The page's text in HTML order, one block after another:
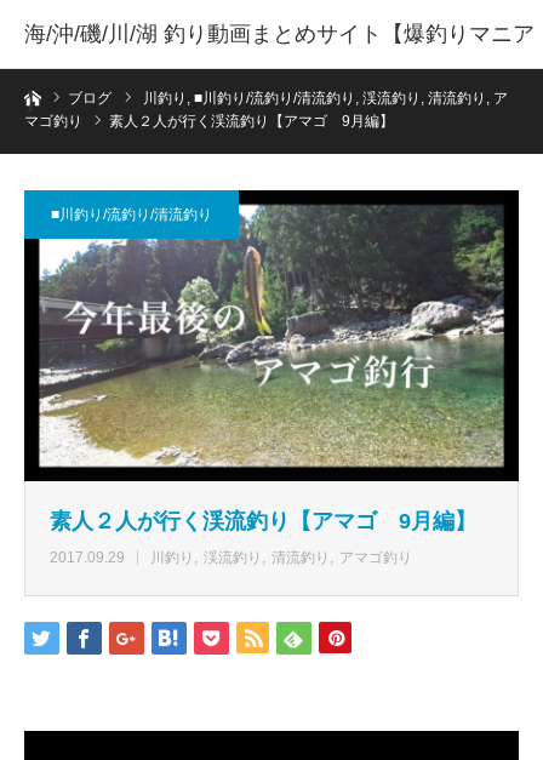
海/沖/磯/川/湖 釣り動画まとめサイト【爆釣りマニア
】ホームブログ 川釣り , ■川釣り/流釣り/清流釣り , 渓流釣り , 清流釣り , ア
マゴ釣り
素人２人が行く渓流釣り【アマゴ 9月編】
■川釣り/流釣り/清流釣り
素人２人が行く渓流釣り【アマゴ 9月編】
2017.09.29 川釣り 渓流釣り 清流釣り アマゴ釣り